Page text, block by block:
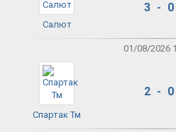
Салют
3 - 0
01/08/2026
Спартак Тм
2 - 0